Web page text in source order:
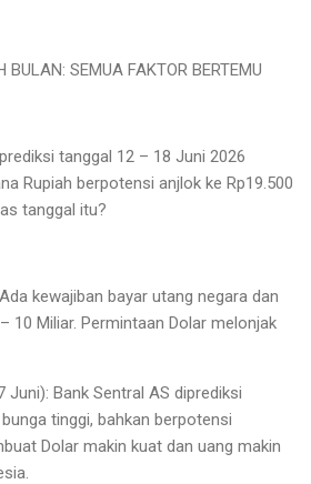
BULAN: SEMUA FAKTOR BERTEMU
tanggal 12 – 18 Juni 2026
Rupiah berpotensi anjlok ke Rp19.500
tanggal itu?
kewajiban bayar utang negara dan
10 Miliar. Permintaan Dolar melonjak
Juni): Bank Sentral AS diprediksi
tinggi, bahkan berpotensi
Dolar makin kuat dan uang makin